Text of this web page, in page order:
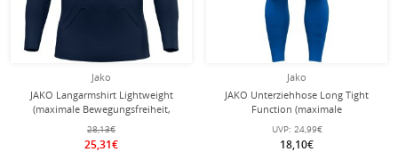
Jako
JAKO Langarmshirt Lightweight
(maximale Bewegungsfreiheit,
nahtlos) Unterwäsche marine blau
Herren
28,13€
25,31€
Jako
JAKO Unterziehhose Long Tight
Function (maximale
Bewegungsfreiheit) lang
Unterwäsche royalblau
UVP: 24,99€
18,10€